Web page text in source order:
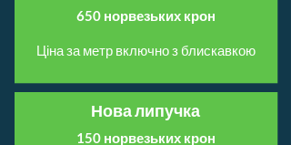
650 норвезьких крон
Ціна за метр включно з блискавкою
Нова липучка
150 норвезьких крон